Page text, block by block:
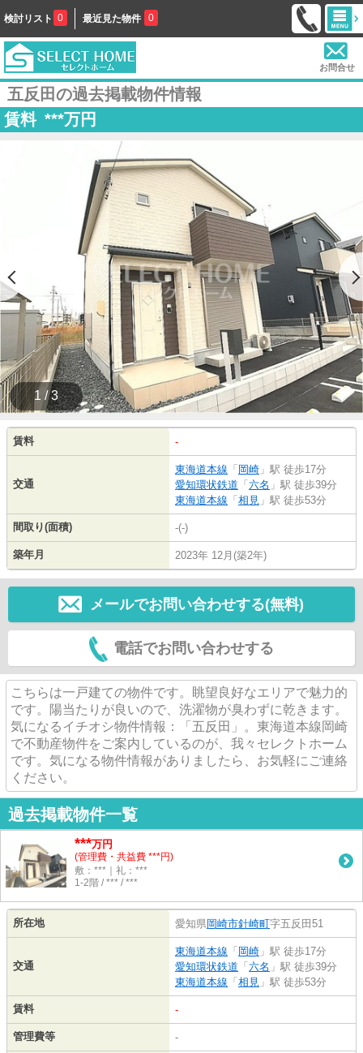
検討リスト 0 最近見た物件 0
お問合せ
五反田の過去掲載物件情報
賃料 ***万円
1 / 3
賃料 -
交通
東海道本線 「 岡崎 」駅 徒歩17分
愛知環状鉄道 「 六名 」駅 徒歩39分
東海道本線 「 相見 」駅 徒歩53分
間取り(面積) -(-)
築年月 2023年 12月(築2年)
メールでお問い合わせする(無料)
電話でお問い合わせする
こちらは一戸建ての物件です。眺望良好なエリアで魅力的
です。陽当たりが良いので、洗濯物が臭わずに乾きます。
気になるイチオシ物件情報：「五反田」。東海道本線岡崎
で不動産物件をご案内しているのが、我々セレクトホーム
です。気になる物件情報がありましたら、お気軽にご連絡
ください。
過去掲載物件一覧
***万円
(管理費・共益費 ***円)
敷：***｜礼：***
1-2階 / *** / ***
所在地 愛知県岡崎市針崎町字五反田51
交通
東海道本線 「 岡崎 」駅 徒歩17分
愛知環状鉄道 「 六名 」駅 徒歩39分
東海道本線 「 相見 」駅 徒歩53分
賃料 -
管理費等 -